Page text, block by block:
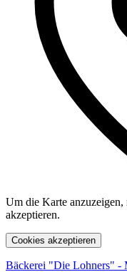
Um die Karte
akzeptieren.
Cookies akzeptieren
Bäckerei "Die Lohners" -